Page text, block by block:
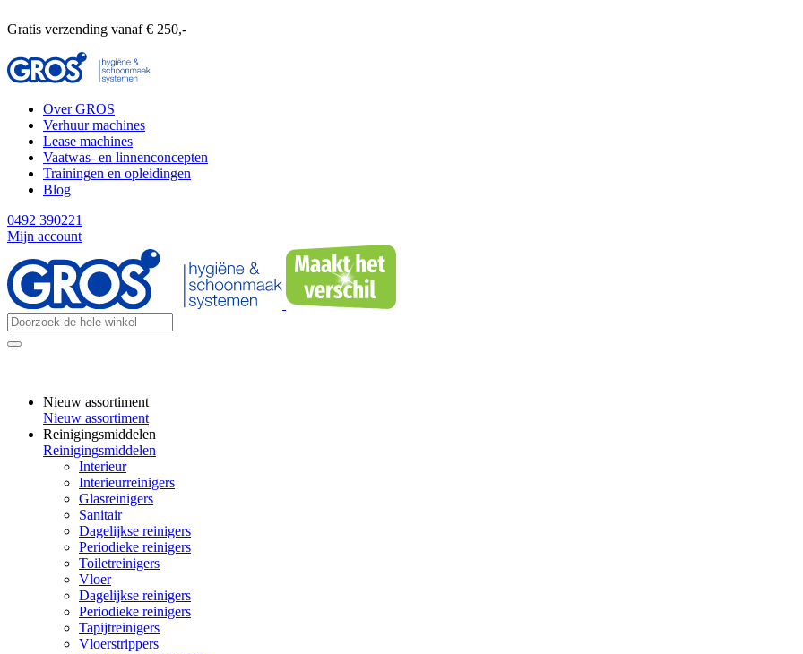
Gratis verzending vanaf € 250,-
Over GROS
Verhuur machines
Lease machines
Vaatwas- en linnenconcepten
Trainingen en opleidingen
Blog
0492 390221
Mijn account
Nieuw assortiment
Nieuw assortiment
Reinigingsmiddelen
Reinigingsmiddelen
Interieur
Interieurreinigers
Glasreinigers
Sanitair
Dagelijkse reinigers
Periodieke reinigers
Toiletreinigers
Vloer
Dagelijkse reinigers
Periodieke reinigers
Tapijtreinigers
Vloerstrippers